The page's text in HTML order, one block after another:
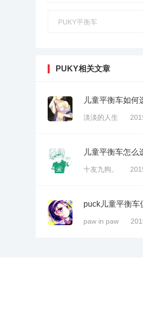
PUKY平衡车
PUKY相关文章
儿童平衡车如何
淡淡的人生
儿童平衡车怎么
十友九狗。
puck儿童平衡车
paw in paw